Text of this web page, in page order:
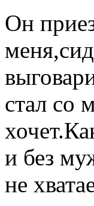
Он
стал со
и без
не